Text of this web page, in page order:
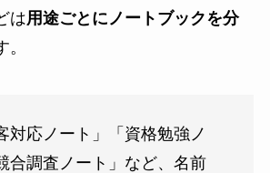
は用途ごとにノートブックを分
対応ノート」「資格勉強ノ
合調査ノート」など、名前